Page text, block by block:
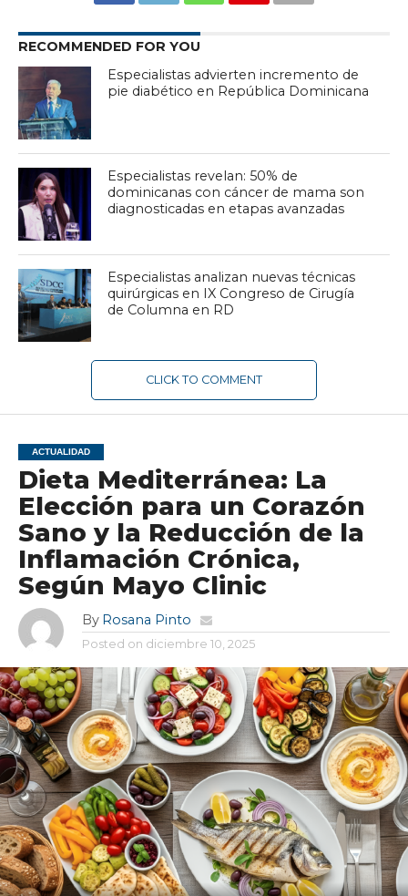
RECOMMENDED FOR YOU
Especialistas advierten incremento de
pie diabético en República Dominicana
Especialistas revelan: 50% de
dominicanas con cáncer de mama son
diagnosticadas en etapas avanzadas
Especialistas analizan nuevas técnicas
quirúrgicas en IX Congreso de Cirugía
de Columna en RD
CLICK TO COMMENT
ACTUALIDAD
Dieta Mediterránea: La
Elección para un Corazón
Sano y la Reducción de la
Inflamación Crónica,
Según Mayo Clinic
By Rosana Pinto
Posted on diciembre 10, 2025